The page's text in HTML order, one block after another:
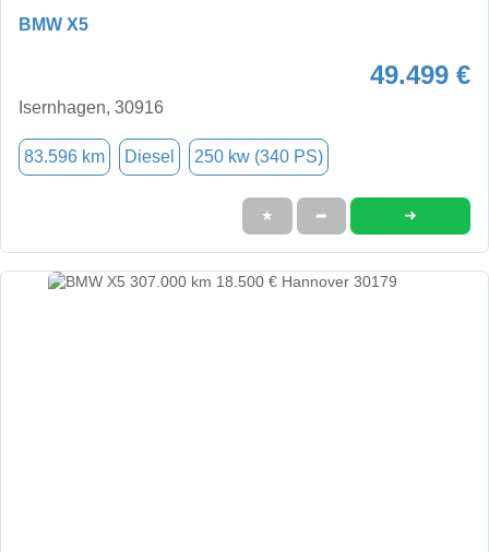
BMW X5
49.499 €
Isernhagen, 30916
83.596 km Diesel 250 kw (340 PS)
★ ➦ ➜